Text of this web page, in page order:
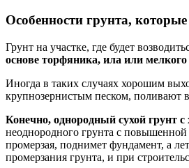
Особенности грунта,
Грунт на участке, где будет
основе торфяника, ила или
Иногда в таких случаях хорошим
крупнозернистым песком, поливают
Конечно, однородный сухой грунт
неоднородного грунта с
промерзая, поднимет фундамент, а
промерзания грунта, и при